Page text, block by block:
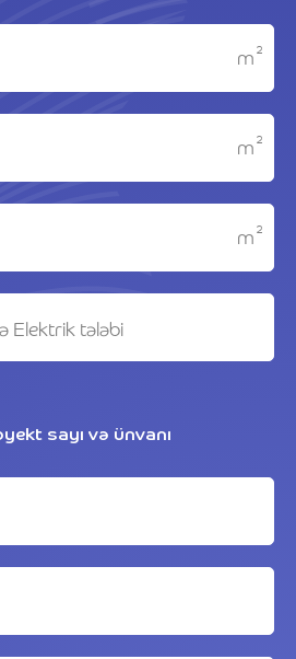
m2
m2
m2
sayı və ünvanı